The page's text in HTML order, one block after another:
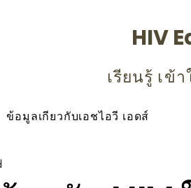
HIV
เรียนรู้ เข้
ข้อมูลเกียวกับเอชไอวี เอดส์